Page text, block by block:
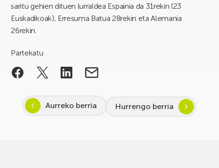
saritu gehien dituen lurraldea Espainia da 31rekin (23
Euskadikoak), Erresuma Batua 28rekin eta Alemania
26rekin.
Partekatu
Aurreko berria Hurrengo berria